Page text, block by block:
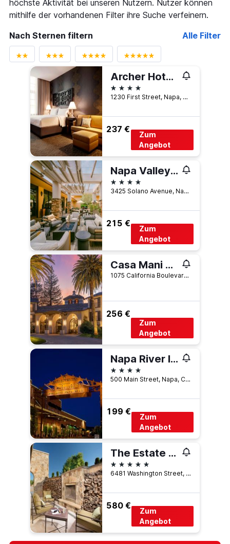
höchste Aktivität bei unseren Nutzern. Nutzer können
mithilfe der vorhandenen Filter ihre Suche verfeinern.
Nach Sternen filtern
Alle Filter
Archer Hotel Napa
4 Sterne
1230 First Street, Napa, CA, USA
237 €
Zum
Angebot
Napa Valley Marriott Hotel & Spa
4 Sterne
3425 Solano Avenue, Napa, CA, USA
215 €
Zum
Angebot
Casa Mani Resort Napa Valley, Curio Collection by Hilton
1075 California Boulevard, Napa, CA, USA
256 €
Zum
Angebot
Napa River Inn
4 Sterne
500 Main Street, Napa, CA, USA
199 €
Zum
Angebot
The Estate Yountville
5 Sterne
6481 Washington Street, Yountville, CA, USA
580 €
Zum
Angebot